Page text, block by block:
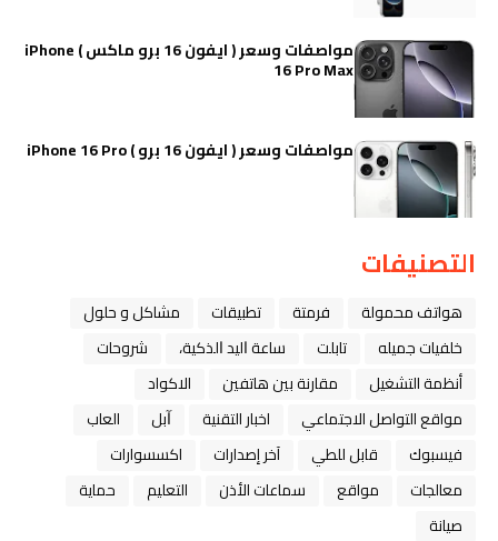
مواصفات وسعر ( ايفون 16 برو ماكس ) iPhone
16 Pro Max
مواصفات وسعر ( ايفون 16 برو ) iPhone 16 Pro
التصنيفات
هواتف محمولة فرمتة تطبيقات
مشاكل و حلول
خلفيات جميله
تابلت ﺳﺎﻋﺔ ﺍﻟﻴﺪ ﺍﻟﺬﻛﻴﺔ،
شروحات
أنظمة التشغيل
مقارنة بين هاتفين
الاكواد
مواقع التواصل الاجتماعي
اخبار التقنية ﺁﺑﻞ
العاب
فيسبوك
قابل للطي آخر إصدارات
اكسسوارات
معالجات
مواقع سماعات الأذن التعليم
حماية
صيانة